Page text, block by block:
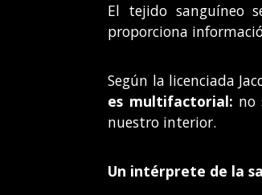
El tejido sanguíneo
proporciona
Según la licenciada
es multifactorial: no
nuestro interior.
Un intérprete de la